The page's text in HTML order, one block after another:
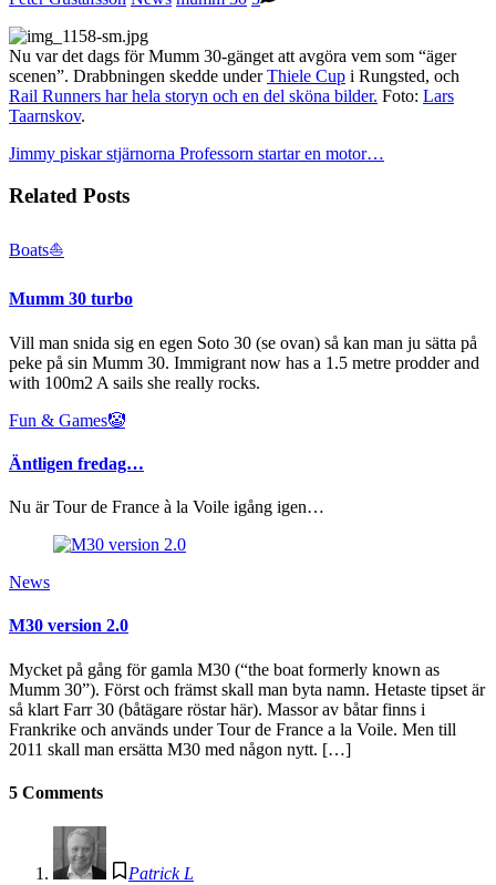
Nu var det dags för Mumm 30-gänget att avgöra vem som “äger
scenen”. Drabbningen skedde underThiele Cup i Rungsted, och
Rail Runners har hela storyn och en del sköna bilder. Foto: Lars
Taarnskov.
Jimmy piskar stjärnorna Professorn startar en motor…
Related Posts
Boats⛵️
Mumm 30 turbo
Vill man snida sig en egen Soto 30 (se ovan) så kan man ju sätta på
peke på sin Mumm 30. Immigrant now has a 1.5 metre prodder and
with 100m2 A sails she really rocks.
Fun & Games🤡
Äntligen fredag…
Nu är Tour de France à la Voile igång igen…
News
M30 version 2.0
Mycket på gång för gamla M30 (“the boat formerly known as
Mumm 30”). Först och främst skall man byta namn. Hetaste tipset är
så klart Farr 30 (båtägare röstar här). Massor av båtar finns i
Frankrike och används under Tour de France a la Voile. Men till
2011 skall man ersätta M30 med någon nytt. […]
5 Comments
Patrick L